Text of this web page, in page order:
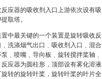
应器的吸收剂入口上游依次设有吸
取塔。
中最关键的一个装置是旋转吸收反
洗涤烟气出口﹑吸收剂入口﹑混合
﹑喷嘴﹑导向板﹑旋转搅拌桨轴﹑
应器为圆柱形，顶部设有雾化溶液
转的旋转叶桨，旋转叶桨的叶片全